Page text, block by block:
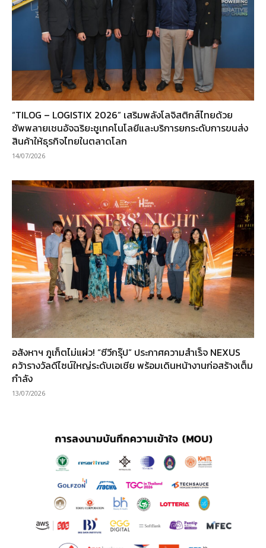
“TILOG – LOGISTIX 2026” เสริมพลังโลจิสติกส์ไทยด้วย
ซัพพลายเชนอัจฉริยะชูเทคโนโลยีและบริการยกระดับการขนส่ง
สินค้าให้ธุรกิจไทยในตลาดโลก
14/07/2026
อสังหาฯ ภูเก็ตไม่แผ่ว! “ซีวีกรุ๊ป” ประกาศความสำเร็จ NEXUS
คว้ารางวัลดีไซน์ใหญ่ระดับเอเชีย พร้อมเดินหน้างานก่อสร้างเต็ม
กำลัง
13/07/2026